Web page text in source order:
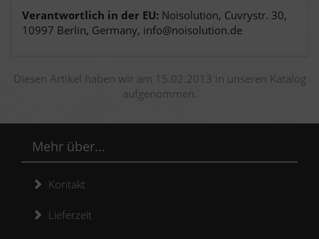
Verantwortlich in der EU: Noisolution, Cuvrystr. 30,
10997 Berlin, Germany, info@noisolution.de
Diesen Artikel haben wir am 15.02.2013 in unseren Katalog
aufgenommen.
Mehr über...
Kontakt
Lieferzeit